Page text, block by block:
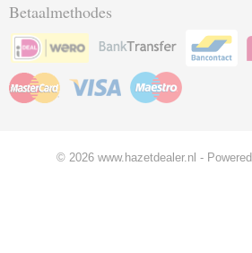
Betaalmethodes
© 2026 www.hazetdealer.nl -